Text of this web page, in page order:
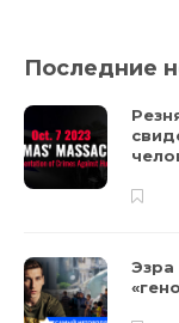
Последние